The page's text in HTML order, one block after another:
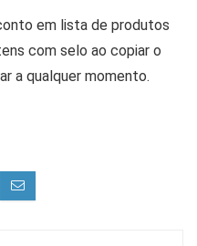
em lista de produtos
com selo ao copiar o
a qualquer momento.